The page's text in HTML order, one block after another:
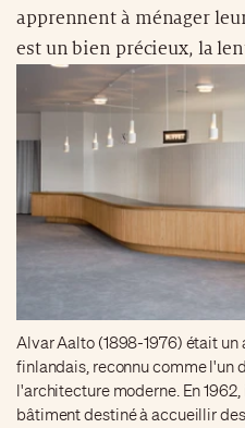
apprennent à ménager
est un bien précieux, la
Alvar Aalto (1898-1976) était
finlandais, reconnu comme l'un
l'architecture moderne. En
bâtiment destiné à accueillir